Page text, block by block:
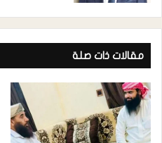
مقالات ذات صلة